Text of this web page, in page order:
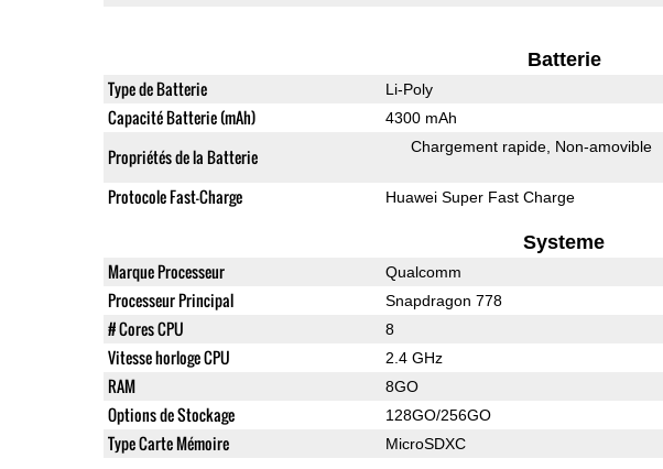
Batterie
Type de Batterie Li-Poly
Capacité Batterie (mAh) 4300 mAh
Propriétés de la Batterie Chargement rapide Non-amovible
Protocole Fast-Charge Huawei Super Fast Charge
Systeme
Marque Processeur Qualcomm
Processeur Principal Snapdragon 778
# Cores CPU 8
Vitesse horloge CPU 2.4 GHz
RAM 8GO
Options de Stockage 128GO/256GO
Type Carte Mémoire MicroSDXC